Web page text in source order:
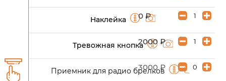
Наклейка 0 ₽
Тревожная кнопка2000 ₽
Приемник для радио брелков
3000 ₽